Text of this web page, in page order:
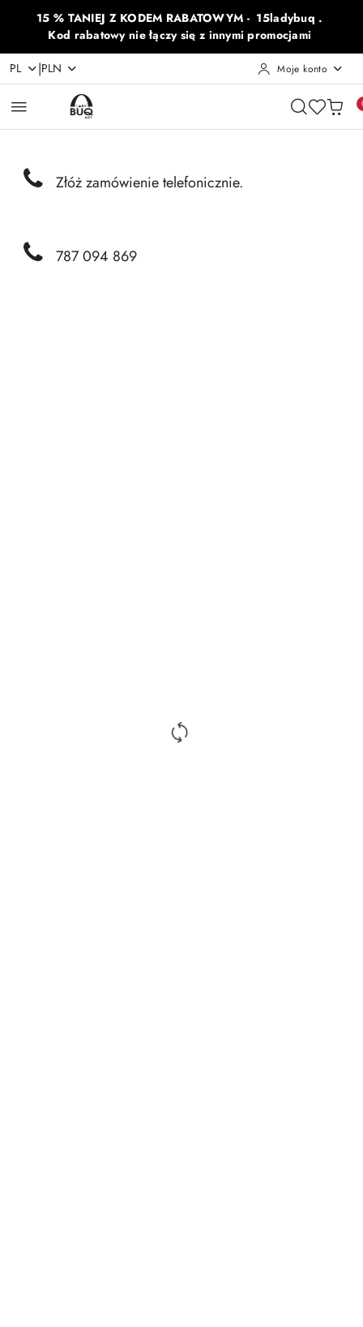
Przejdź do treści głównej
Przejdź do wyszukiwarki
Przejdź do moje konto
Przejdź do menu głównego
Przejdź do opisu produktu
Przejdź do stopki
15 % TANIEJ Z KODEM RABATOWYM - 15ladybuq .
Kod rabatowy nie łączy się z innymi promocjami
PL |PLN Moje konto
Złóż zamówienie telefonicznie.
787 094 869